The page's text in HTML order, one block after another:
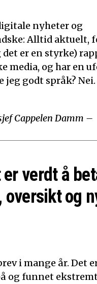
nyheter og
Alltid aktuelt,
er en styrke)
media, og har en
godt språk?
Cappelen Damm –
verdt å
oversikt og
i mange år. Det
og funnet